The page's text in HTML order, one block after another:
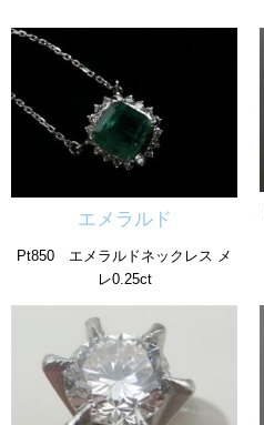
エメラルド
Pt850 エメラルドネックレス メ
レ0.25ct